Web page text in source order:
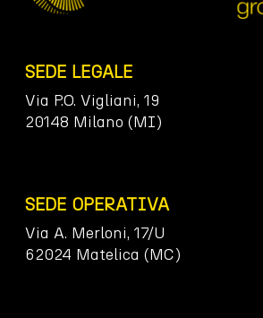
SEDE LEGALE
Via P.O. Vigliani, 19
20148 Milano (MI)
SEDE OPERATIVA
Via A. Merloni, 17/U
62024 Matelica (MC)